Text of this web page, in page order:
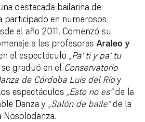
destacada bailarina de
participado en numerosos
el año 2011. Comenzó su
a las profesoras Araleo y
el espectáculo „Pa‘ ti y pa‘ tu
se graduó en el Conservatorio
de Córdoba Luis del Ríoy
espectáculos „Esto no es“de la
Danza y „Salón de baile“de la
Nosolodanza.